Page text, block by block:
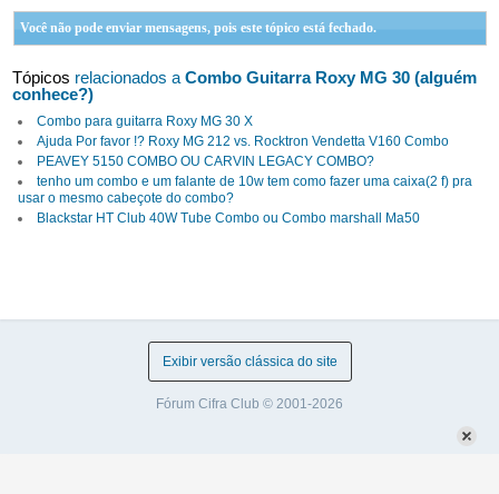
Você não pode enviar mensagens, pois este tópico está fechado.
Tópicos relacionados aCombo Guitarra Roxy MG 30 (alguém
conhece?)
Combo para guitarra Roxy MG 30 X
Ajuda Por favor !? Roxy MG 212 vs. Rocktron Vendetta V160 Combo
PEAVEY 5150 COMBO OU CARVIN LEGACY COMBO?
tenho um combo e um falante de 10w tem como fazer uma caixa(2 f) pra
usar o mesmo cabeçote do combo?
Blackstar HT Club 40W Tube Combo ou Combo marshall Ma50
Exibir versão clássica do site
Fórum Cifra Club © 2001-2026